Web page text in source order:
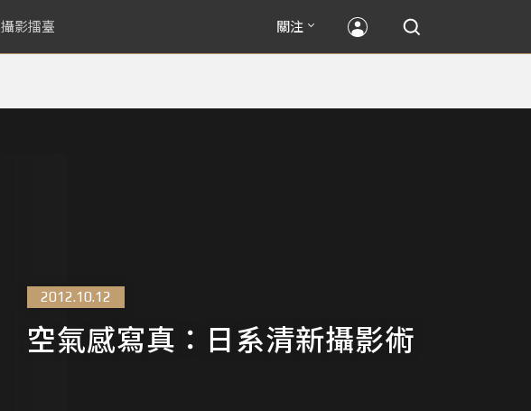
攝影擂臺 關注
2012.10.12
空氣感寫真：日系清新攝影術